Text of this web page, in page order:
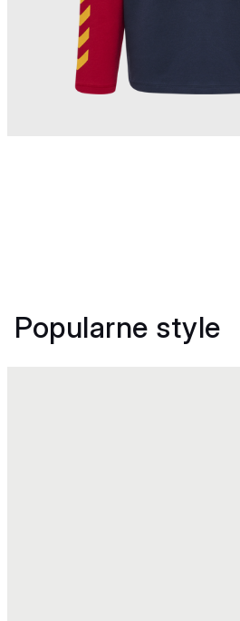
Popularne style